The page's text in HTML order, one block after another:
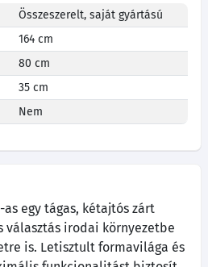
Összeszerelt, saját gyártású
164 cm
80 cm
35 cm
Nem
egy tágas, kétajtós zárt
választás irodai környezetbe
is. Letisztult formavilága és